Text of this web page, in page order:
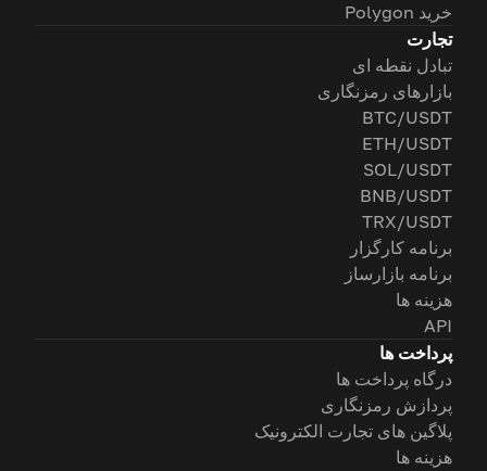
خرید Polygon
تجارت
تبادل نقطه ای
بازارهای رمزنگاری
BTC/USDT
ETH/USDT
SOL/USDT
BNB/USDT
TRX/USDT
برنامه کارگزار
برنامه بازارساز
هزینه ها
API
پرداخت ها
درگاه پرداخت ها
پردازش رمزنگاری
پلاگین های تجارت الکترونیک
هزینه ها